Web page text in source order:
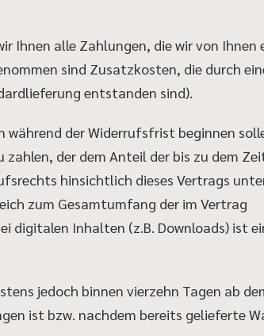
Ihnen alle Zahlungen, die wir von Ihnen
sind Zusatzkosten, die durch
entstanden sind).
während der Widerrufsfrist beginnen
zahlen, der dem Anteil der bis zu dem
hinsichtlich dieses Vertrags
zum Gesamtumfang der im Vertrag
digitalen Inhalten (z.B. Downloads) ist
jedoch binnen vierzehn Tagen ab
ist bzw. nachdem bereits gelieferte